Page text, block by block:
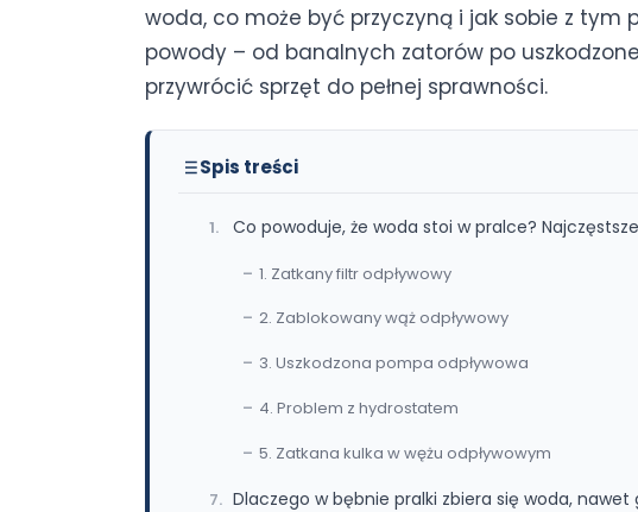
woda, co może być przyczyną i jak sobie z tym
powody – od banalnych zatorów po
przywrócić sprzęt do pełnej sprawności.
Spis treści
Co powoduje, że woda stoi w pralce?
1. Zatkany filtr odpływowy
2. Zablokowany wąż odpływowy
3. Uszkodzona pompa odpływowa
4. Problem z hydrostatem
5. Zatkana kulka w wężu odpływowym
Dlaczego w bębnie pralki zbiera się woda, nawet